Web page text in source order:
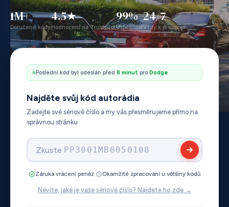
1M+
Doručené kódy
4.5★
Hodnocení na Trustpilot
99%
Úspěšnost
24/7
Vždy k dispozici
Poslední kód byl odeslán před 12 minut proFord
Najděte svůj kód autorádia
Zadejte své sériové číslo a my vás přesměrujeme přímo na
správnou stránku
Zkuste BP738376741038
Záruka vrácení peněz· Okamžité zpracování u většiny kódů
Nevíte, jaké je vaše sériové číslo? Najdete ho zde →